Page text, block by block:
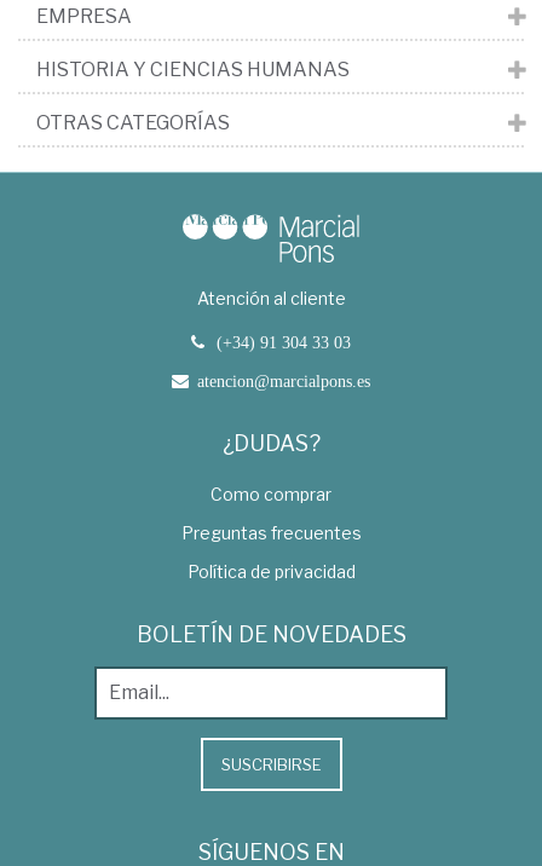
EMPRESA
HISTORIA Y CIENCIAS HUMANAS
OTRAS CATEGORÍAS
Atención al cliente
(+34) 91 304 33 03
atencion@marcialpons.es
¿DUDAS?
Como comprar
Preguntas frecuentes
Política de privacidad
BOLETÍN DE NOVEDADES
SUSCRIBIRSE
SÍGUENOS EN